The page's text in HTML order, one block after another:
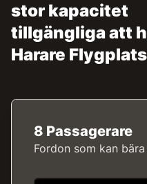
stor kapacitet
tillgängliga att
Harare Flygplats
8 Passagerare
Fordon som kan